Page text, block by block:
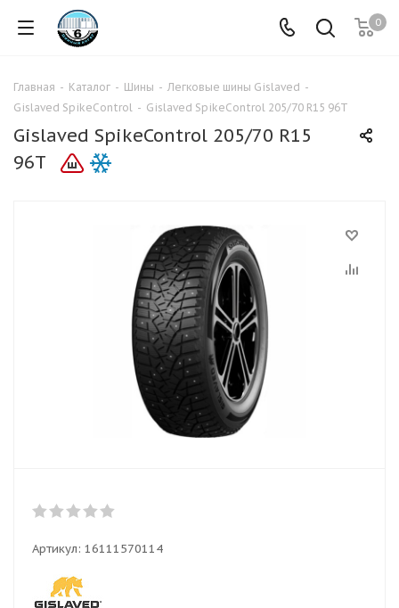
0
Главная - Каталог - Шины - Легковые шины Gislaved -
Gislaved SpikeControl - Gislaved SpikeControl 205/70 R15 96T
Gislaved SpikeControl 205/70 R15
96T
Артикул: 16111570114